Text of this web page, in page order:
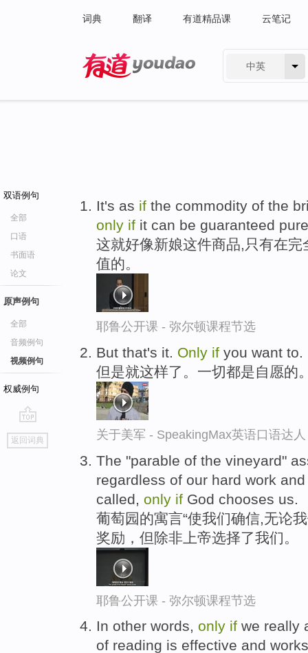
词典 翻译 有道精品课 云笔记
中英
双语例句
全部
口语
书面语
论文
原声例句
全部
音频例句
视频例句
权威例句
go
top
返回词典
It's as if the commodity of the
only if it can be guaranteed
这就好像新娘这件商品,只有在
值的。
耶鲁公开课 - 弥尔顿课程节选
But that's it. Only if you want to.
但是就这样了。一切都是自愿的
关于美军 - SpeakingMax英语口语达人
The "parable of the vineyard"
regardless of our hard work
called, only if God chooses us.
葡萄园的寓言“使我们确信,无论
奖励，但除非上帝选择了我们。
耶鲁公开课 - 弥尔顿课程节选
In other words, only if we really
of reading is effective and